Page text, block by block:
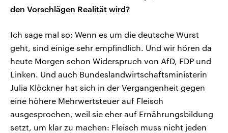
den Vorschlägen Realität wird?
Ich sage mal so: Wenn es um die deutsche Wurst
geht, sind einige sehr empfindlich. Und wir hören da
heute Morgen schon Widerspruch von AfD, FDP und
Linken. Und auch Bundeslandwirtschaftsministerin
Julia Klöckner hat sich in der Vergangenheit gegen
eine höhere Mehrwertsteuer auf Fleisch
ausgesprochen, weil sie eher auf Ernährungsbildung
setzt, um klar zu machen: Fleisch muss nicht jeden